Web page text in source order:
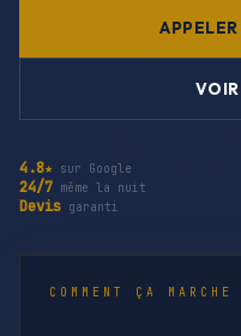
4.8★ sur Google
24/7 même la nuit
Devis garanti
COMMENT ÇA MARCHE